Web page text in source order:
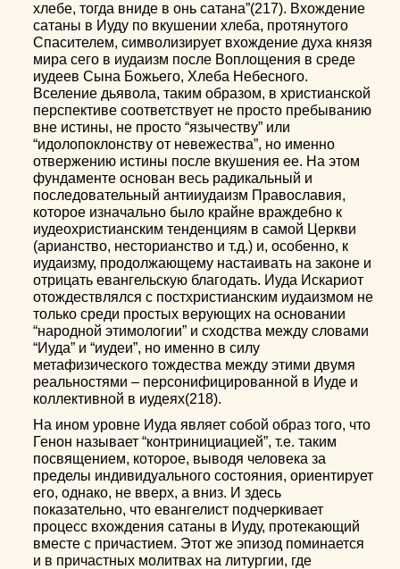
хлебе, тогда вниде в онь сатана”(217). Вхождение
сатаны в Иуду по вкушении хлеба, протянутого
Спасителем, символизирует вхождение духа князя
мира сего в иудаизм после Воплощения в среде
иудеев Сына Божьего, Хлеба Небесного.
Вселение дьявола, таким образом, в христианской
перспективе соответствует не просто пребыванию
вне истины, не просто “язычеству” или
“идолопоклонству от невежества”, но именно
отвержению истины после вкушения ее. На этом
фундаменте основан весь радикальный и
последовательный антииудаизм Православия,
которое изначально было крайне враждебно к
иудеохристианским тенденциям в самой Церкви
(арианство, несторианство и т.д.) и, особенно, к
иудаизму, продолжающему настаивать на законе и
отрицать евангельскую благодать. Иуда Искариот
отождествлялся с постхристианским иудаизмом не
только среди простых верующих на основании
“народной этимологии” и сходства между словами
“Иуда” и “иудеи”, но именно в силу
метафизического тождества между этими двумя
реальностями – персонифицированной в Иуде и
коллективной в иудеях(218).
На ином уровне Иуда являет собой образ того, что
Генон называет “контринициацией”, т.е. таким
посвящением, которое, выводя человека за
пределы индивидуального состояния, ориентирует
его, однако, не вверх, а вниз. И здесь
показательно, что евангелист подчеркивает
процесс вхождения сатаны в Иуду, протекающий
вместе с причастием. Этот же эпизод поминается
и в причастных молитвах на литургии, где